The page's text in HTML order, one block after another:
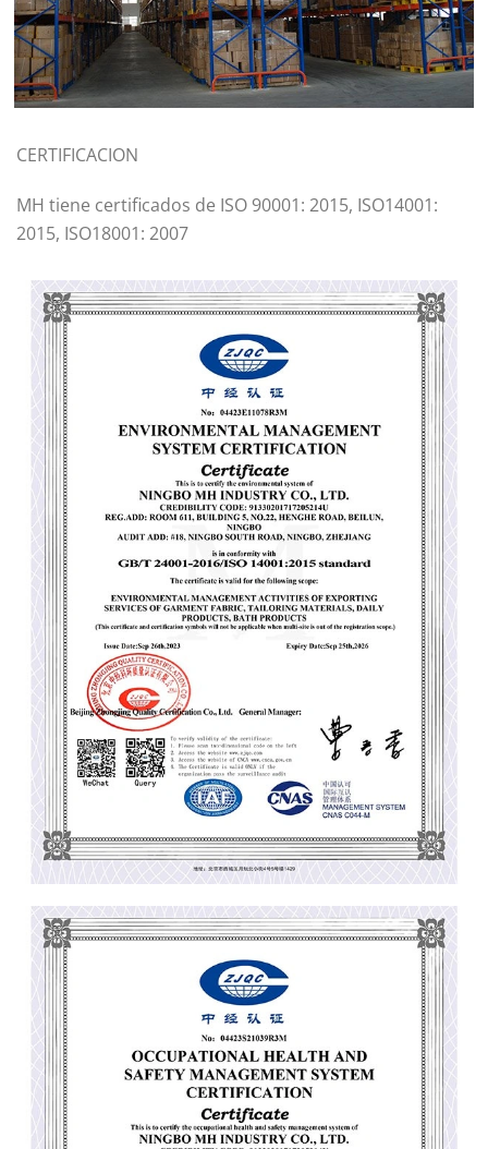
CERTIFICACION
MH tiene certificados de ISO 90001: 2015, ISO14001:
2015, ISO18001: 2007